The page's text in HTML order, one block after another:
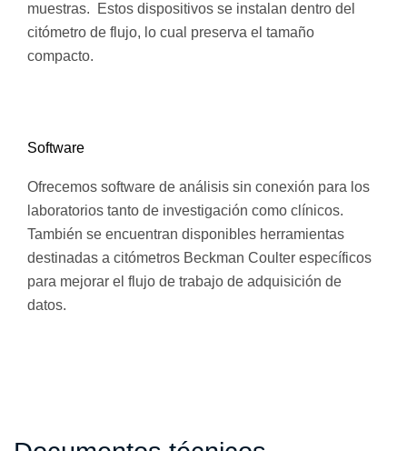
muestras. Estos dispositivos se instalan dentro del
citómetro de flujo, lo cual preserva el tamaño
compacto.
Software
Ofrecemos software de análisis sin conexión para los
laboratorios tanto de investigación como clínicos.
También se encuentran disponibles herramientas
destinadas a citómetros Beckman Coulter específicos
para mejorar el flujo de trabajo de adquisición de
datos.